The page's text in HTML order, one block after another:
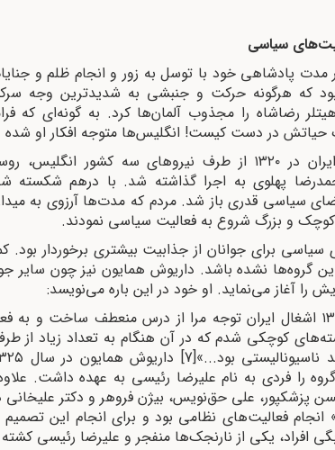
سیاسی
مدت پادشاهی خود با توسل به زور و انجام ظلم و
بود که هرگونه حرکت و جنبشی به شدیدترین وجه
رضاشاه را مجذوب آلمان‌ها کرد. به گونه‌ای که
حیاتش در دست کیست! انگلیس‌ها متوجه افکار او شده
با ‌اشغال ایران در ۱۳۲۰ از طرف نیروهای سه
پهلوی به اجرا گذاشته شد. با درهم شکسته
سیاسی قدری باز شد. مردم که مدت‌ها آرزوی به
و بزرگ شروع به فعالیت سیاسی نمودند.
سیاسی برای جوانان از جذابیت بیشتری برخوردار
این گروه‌ها نشده باشد. داریوش همایون نیز چون
را آغاز می‌نماید. او خود در این باره می‌نویسد:
در سال ۱۳۲۰‌ اشغال ایران توجه مرا از درس منعطف ساخت
دسته‌های کوچکی شدم که در آن هنگام به تعداد زیاد
ناسیونالیستی بود...»[7]
را فردی به نام علیرضا رئیسی به عهده داشت.
پزشکپور، علی حق‌نویس، بیژن فروهر و دکتر
انجام فعالیت‌های نظامی بود و برای انجام این
افراد، یکی از نارنجک‌ها منفجر و علیرضا رئیسی